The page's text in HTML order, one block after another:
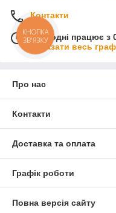
Контакти
Сьогодні працює з
Показати весь
Про нас
Контакти
Доставка та оплата
Графік роботи
Повна версія сайту
КНОПКА
ЗВ'ЯЗКУ